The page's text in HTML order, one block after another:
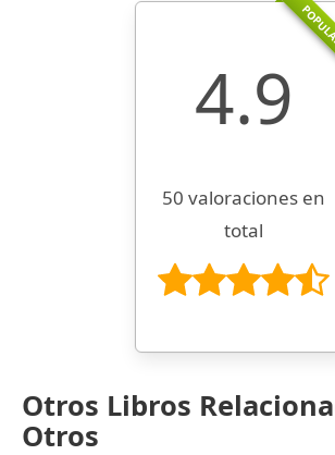
4.9
50 valoraciones en
total
Otros Libros
Otros